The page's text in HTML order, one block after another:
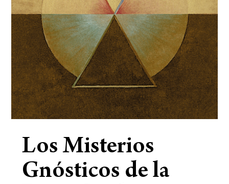
Los Misterios
Gnósticos de la